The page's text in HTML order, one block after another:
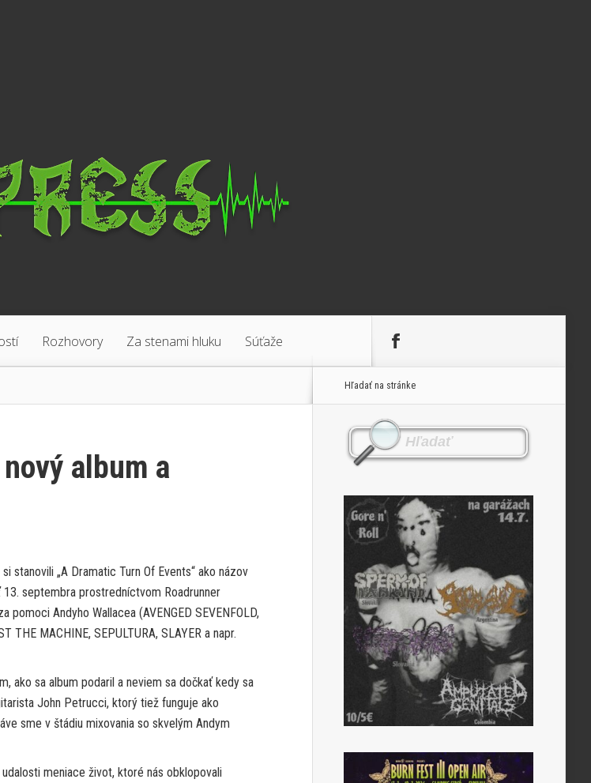
Rozhovory Za stenami hluku Súťaže
album a
stanovili „A Dramatic Turn Of Events“ ako názov
septembra prostredníctvom Roadrunner
pomoci Andyho Wallacea (AVENGED SEVENFOLD,
THE MACHINE, SEPULTURA, SLAYER a napr.
ako sa album podaril a neviem sa dočkať kedy sa
John Petrucci, ktorý tiež funguje ako
sme v štádiu mixovania so skvelým Andym
meniace život, ktoré nás obklopovali
Hľadať na stránke